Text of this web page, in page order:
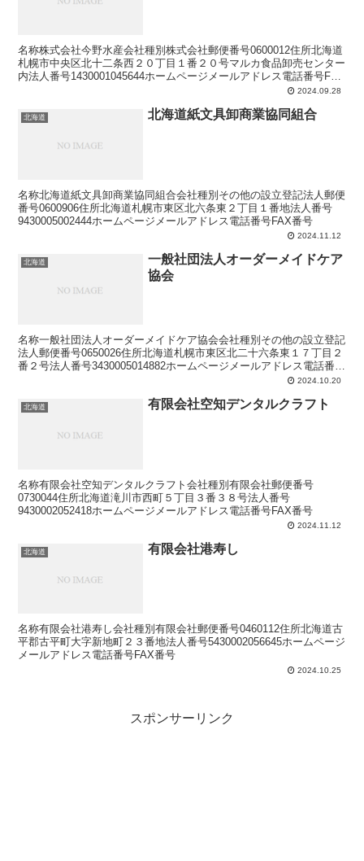
名称株式会社今野水産会社種別株式会社郵便番号0600012住所北海道
札幌市中央区北十二条西２０丁目１番２０号マルカ食品卸売センター
内法人番号1430001045644ホームページメールアドレス電話番号FAX
2024.09.28
北海道 北海道紙文具卸商業協同組合
名称北海道紙文具卸商業協同組合会社種別その他の設立登記法人郵便
番号0600906住所北海道札幌市東区北六条東２丁目１番地法人番号
9430005002444ホームページメールアドレス電話番号FAX番号
2024.11.12
北海道
一般社団法人オーダーメイドケア
協会
名称一般社団法人オーダーメイドケア協会会社種別その他の設立登記
法人郵便番号0650026住所北海道札幌市東区北二十六条東１７丁目２
番２号法人番号3430005014882ホームページメールアドレス電話番号
2024.10.20
北海道 有限会社空知デンタルクラフト
名称有限会社空知デンタルクラフト会社種別有限会社郵便番号
0730044住所北海道滝川市西町５丁目３番３８号法人番号
9430002052418ホームページメールアドレス電話番号FAX番号
2024.11.12
北海道 有限会社港寿し
名称有限会社港寿し会社種別有限会社郵便番号0460112住所北海道古
平郡古平町大字新地町２３番地法人番号5430002056645ホームページ
メールアドレス電話番号FAX番号
2024.10.25
スポンサーリンク